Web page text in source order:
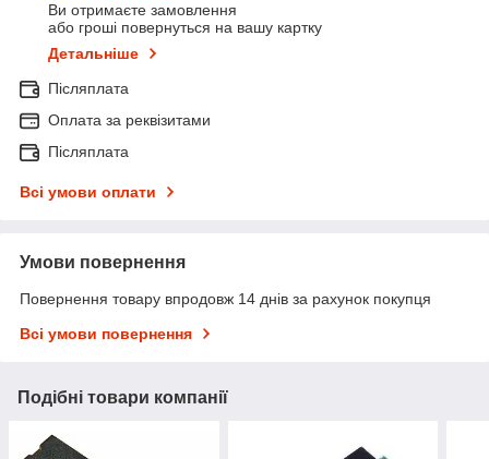
Ви отримаєте замовлення
або гроші повернуться на вашу картку
Детальніше
Післяплата
Оплата за реквізитами
Післяплата
Всі умови оплати
Умови повернення
Повернення товару впродовж 14 днів за рахунок покупця
Всі умови повернення
Подібні товари компанії